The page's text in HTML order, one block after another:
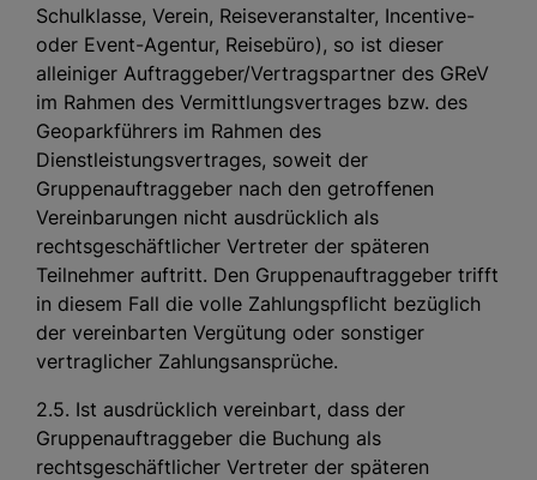
Schulklasse, Verein, Reiseveranstalter, Incentive-
oder Event-Agentur, Reisebüro), so ist dieser
alleiniger Auftraggeber/Vertragspartner des GReV
im Rahmen des Vermittlungsvertrages bzw. des
Geoparkführers im Rahmen des
Dienstleistungsvertrages, soweit der
Gruppenauftraggeber nach den getroffenen
Vereinbarungen nicht ausdrücklich als
rechtsgeschäftlicher Vertreter der späteren
Teilnehmer auftritt. Den Gruppenauftraggeber trifft
in diesem Fall die volle Zahlungspflicht bezüglich
der vereinbarten Vergütung oder sonstiger
vertraglicher Zahlungsansprüche.
2.5. Ist ausdrücklich vereinbart, dass der
Gruppenauftraggeber die Buchung als
rechtsgeschäftlicher Vertreter der späteren